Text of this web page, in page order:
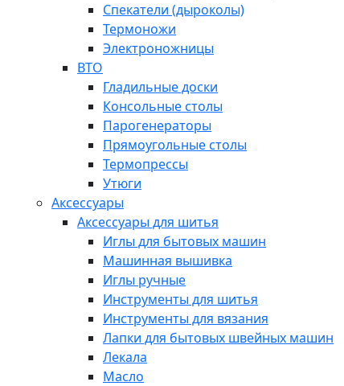
Спекатели (дыроколы)
Термоножи
Электроножницы
ВТО
Гладильные доски
Консольные столы
Парогенераторы
Прямоугольные столы
Термопрессы
Утюги
Аксессуары
Аксессуары для шитья
Иглы для бытовых машин
Машинная вышивка
Иглы ручные
Инструменты для шитья
Инструменты для вязания
Лапки для бытовых швейных машин
Лекала
Масло